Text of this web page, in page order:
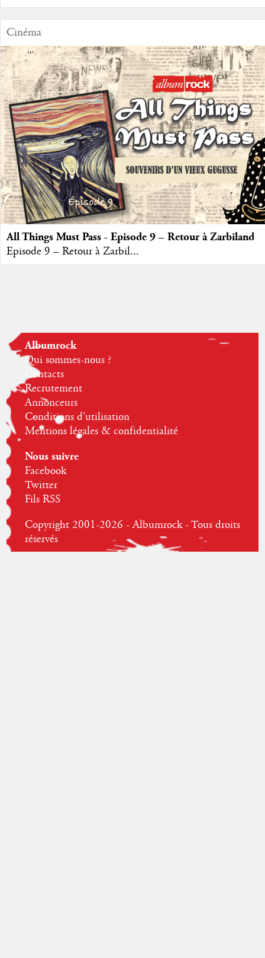
Cinéma
All Things Must Pass - Episode 9 – Retour à Zarbiland
Episode 9 – Retour à Zarbil...
Albumrock
Qui sommes-nous ?
Contacts
Recrutement
Annonceurs
Conditions d'utilisation
Mentions légales & confidentialité
Nous suivre
Facebook
Twitter
Fils RSS
Copyright 2001-2026 - Albumrock - Tous droits
réservés